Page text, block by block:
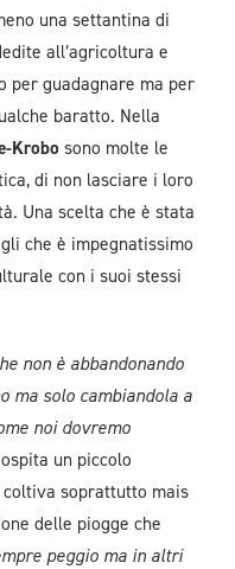
una settantina di
all’agricoltura e
per guadagnare ma per
baratto. Nella
Krobosono molte le
di non lasciare i loro
Una scelta che è stata
che è impegnatissimo
con i suoi stessi
non è abbandonando
ma solo cambiandola a
noi dovremo
un piccolo
soprattutto mais
delle piogge che
peggio ma in altri